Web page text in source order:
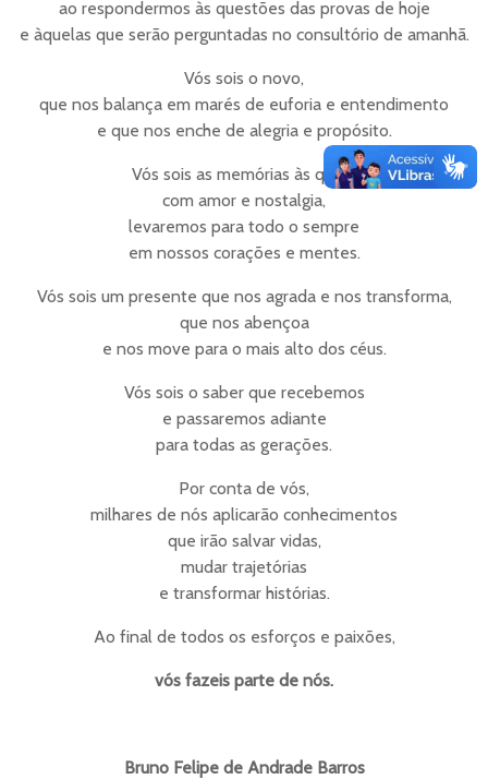
ao respondermos às questões das provas de hoje
e àquelas que serão perguntadas no consultório de amanhã.
Vós sois o novo,
que nos balança em marés de euforia e entendimento
e que nos enche de alegria e propósito.
Vós sois as memórias às quais,
com amor e nostalgia,
levaremos para todo o sempre
em nossos corações e mentes.
Vós sois um presente que nos agrada e nos transforma,
que nos abençoa
e nos move para o mais alto dos céus.
Vós sois o saber que recebemos
e passaremos adiante
para todas as gerações.
Por conta de vós,
milhares de nós aplicarão conhecimentos
que irão salvar vidas,
mudar trajetórias
e transformar histórias.
Ao final de todos os esforços e paixões,
vós fazeis parte de nós.
Bruno Felipe de Andrade Barros